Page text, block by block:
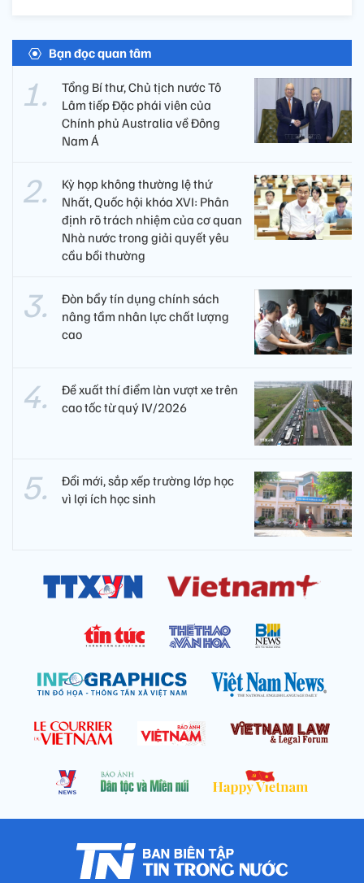
Bạn đọc quan tâm
Tổng Bí thư, Chủ tịch nước Tô
Lâm tiếp Đặc phái viên của
Chính phủ Australia về Đông
Nam Á
Kỳ họp không thường lệ thứ
Nhất, Quốc hội khóa XVI: Phân
định rõ trách nhiệm của cơ quan
Nhà nước trong giải quyết yêu
cầu bồi thường
Đòn bẩy tín dụng chính sách
nâng tầm nhân lực chất lượng
cao
Đề xuất thí điểm làn vượt xe trên
cao tốc từ quý IV/2026
Đổi mới, sắp xếp trường lớp học
vì lợi ích học sinh